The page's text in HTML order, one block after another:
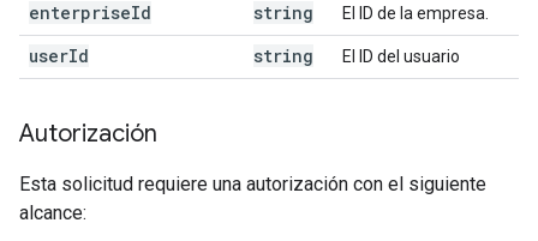
enterpriseId string El ID de la empresa.
userId string El ID del usuario
Autorización
Esta solicitud requiere una autorización con el siguiente
alcance: